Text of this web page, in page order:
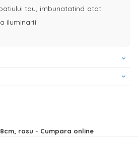
tau, imbunatatind atat
iluminarii.
rosu - Cumpara online